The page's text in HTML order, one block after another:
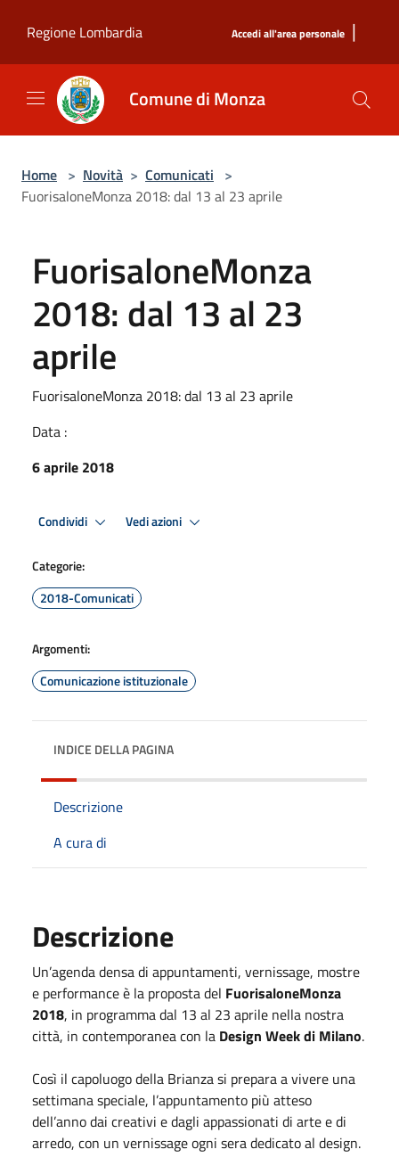
Regione Lombardia
Accedi all'area personale |
Comune di Monza
Home > Novità > Comunicati >
FuorisaloneMonza 2018: dal 13 al 23 aprile
FuorisaloneMonza
2018: dal 13 al 23
aprile
FuorisaloneMonza 2018: dal 13 al 23 aprile
Data :
6 aprile 2018
Condividi Vedi azioni
Categorie:
2018-Comunicati
Argomenti:
Comunicazione istituzionale
INDICE DELLA PAGINA
Descrizione
A cura di
Descrizione
Un’agenda densa di appuntamenti, vernissage, mostre
e performance è la proposta del FuorisaloneMonza
2018, in programma dal 13 al 23 aprile nella nostra
città, in contemporanea con la Design Week di Milano.
Così il capoluogo della Brianza si prepara a vivere una
settimana speciale, l’appuntamento più atteso
dell’anno dai creativi e dagli appassionati di arte e di
arredo, con un vernissage ogni sera dedicato al design.